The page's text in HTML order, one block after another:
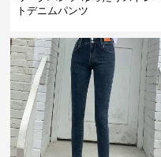
トデニムパンツ